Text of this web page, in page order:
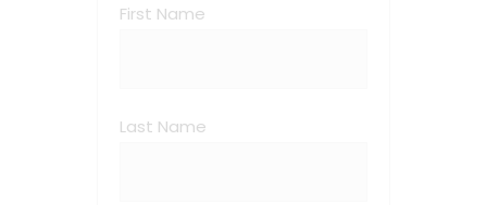
First Name
Last Name